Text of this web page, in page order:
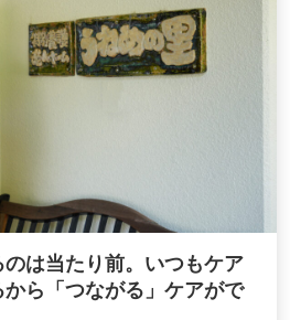
は当たり前。いつもケア
ら「つながる」ケアがで